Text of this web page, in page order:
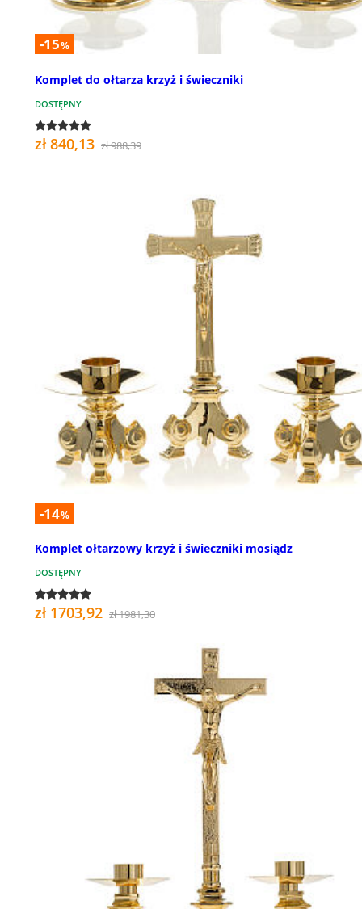
-15%
Komplet do ołtarza krzyż i świeczniki
DOSTĘPNY
zł 840,13 zł 988,39
-14%
Komplet ołtarzowy krzyż i świeczniki mosiądz
DOSTĘPNY
zł 1703,92 zł 1981,30